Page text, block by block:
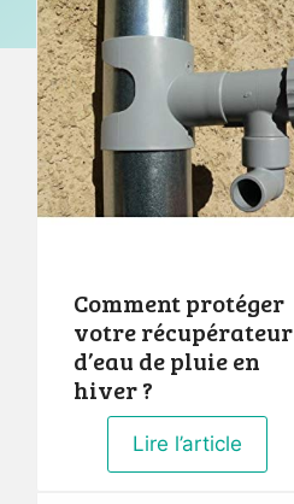
Comment protéger
votre récupérateur
d’eau de pluie en
hiver ?
Lire l’article